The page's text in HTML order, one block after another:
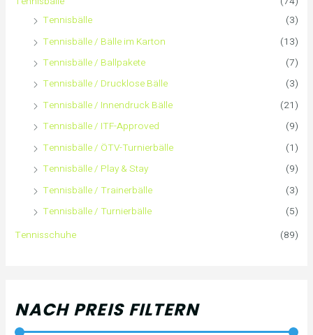
c
Tennisbälle
(3)
Tennisbälle / Bälle im Karton
(13)
Tennisbälle / Ballpakete
(7)
Tennisbälle / Drucklose Bälle
(3)
Tennisbälle / Innendruck Bälle
(21)
Tennisbälle / ITF-Approved
(9)
Tennisbälle / ÖTV-Turnierbälle
(1)
Tennisbälle / Play & Stay
(9)
Tennisbälle / Trainerbälle
(3)
Tennisbälle / Turnierbälle
(5)
Tennisschuhe
(89)
NACH PREIS FILTERN
ss